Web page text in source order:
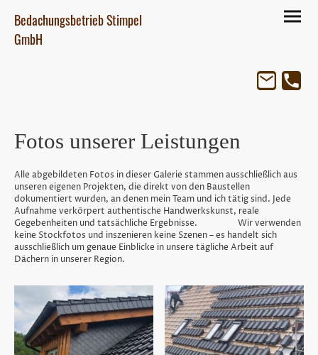
Bedachungsbetrieb Stimpel
GmbH
Fotos unserer Leistungen
Alle abgebildeten Fotos in dieser Galerie stammen ausschließlich aus
unseren eigenen Projekten, die direkt von den Baustellen
dokumentiert wurden, an denen mein Team und ich tätig sind. Jede
Aufnahme verkörpert authentische Handwerkskunst, reale
Gegebenheiten und tatsächliche Ergebnisse. Wir verwenden
keine Stockfotos und inszenieren keine Szenen – es handelt sich
ausschließlich um genaue Einblicke in unsere tägliche Arbeit auf
Dächern in unserer Region.